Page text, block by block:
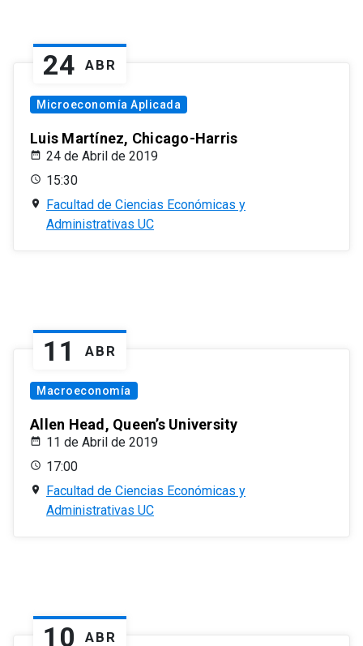
24 ABR
Microeconomía Aplicada
Luis Martínez, Chicago-Harris
24 de Abril de 2019
15:30
Facultad de Ciencias Económicas y
Administrativas UC
11 ABR
Macroeconomía
Allen Head, Queen’s University
11 de Abril de 2019
17:00
Facultad de Ciencias Económicas y
Administrativas UC
10 ABR